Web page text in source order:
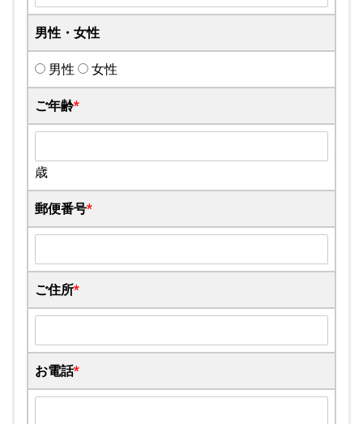
男性・女性
男性 女性
ご年齢*
歳
郵便番号*
ご住所*
お電話*